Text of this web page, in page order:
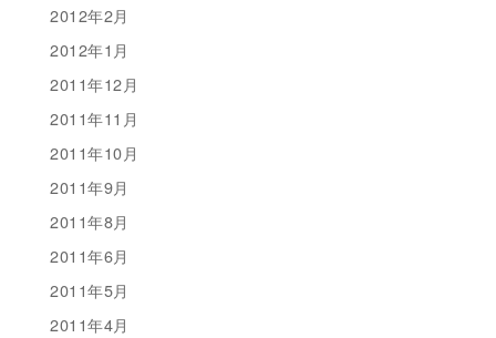
2012年2月
2012年1月
2011年12月
2011年11月
2011年10月
2011年9月
2011年8月
2011年6月
2011年5月
2011年4月